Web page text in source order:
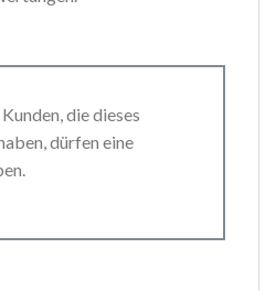
die dieses
dürfen eine